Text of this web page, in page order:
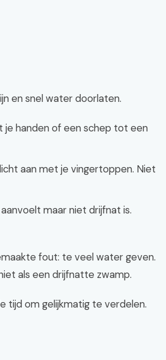
en snel water doorlaten.
handen of een schep tot een
aan met je vingertoppen. Niet
maar niet drijfnat is.
fout: te veel water geven.
als een drijfnatte zwamp.
tijd om gelijkmatig te verdelen.